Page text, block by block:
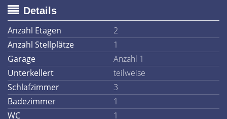
Details
Anzahl Etagen
2
Anzahl Stellplätze
1
Garage
Anzahl 1
Unterkellert
teilweise
Schlafzimmer
3
Badezimmer
1
WC
1